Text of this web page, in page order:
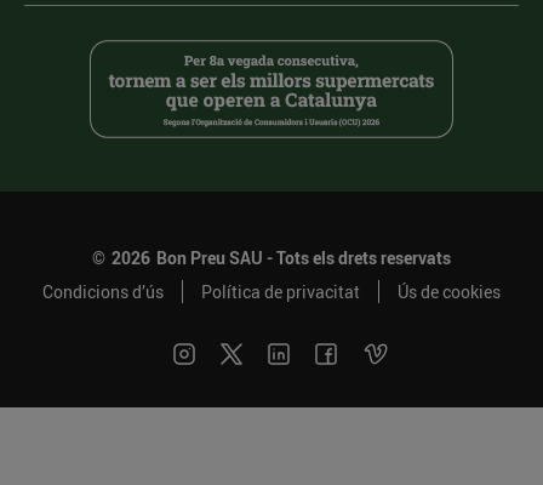
© 2026 Bon Preu SAU - Tots els drets reservats
Condicions d’ús
Política de privacitat Ús de cookies